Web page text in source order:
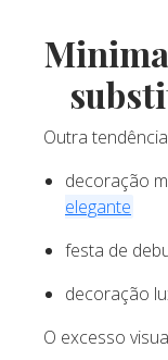
Outra
decoração
elegante
festa de
decoração
O excesso